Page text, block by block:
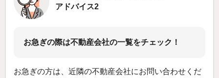
アドバイス2
お急ぎの際は不動産会社の一覧をチェック！
お急ぎの方は、近隣の不動産会社にお問い合わせくだ